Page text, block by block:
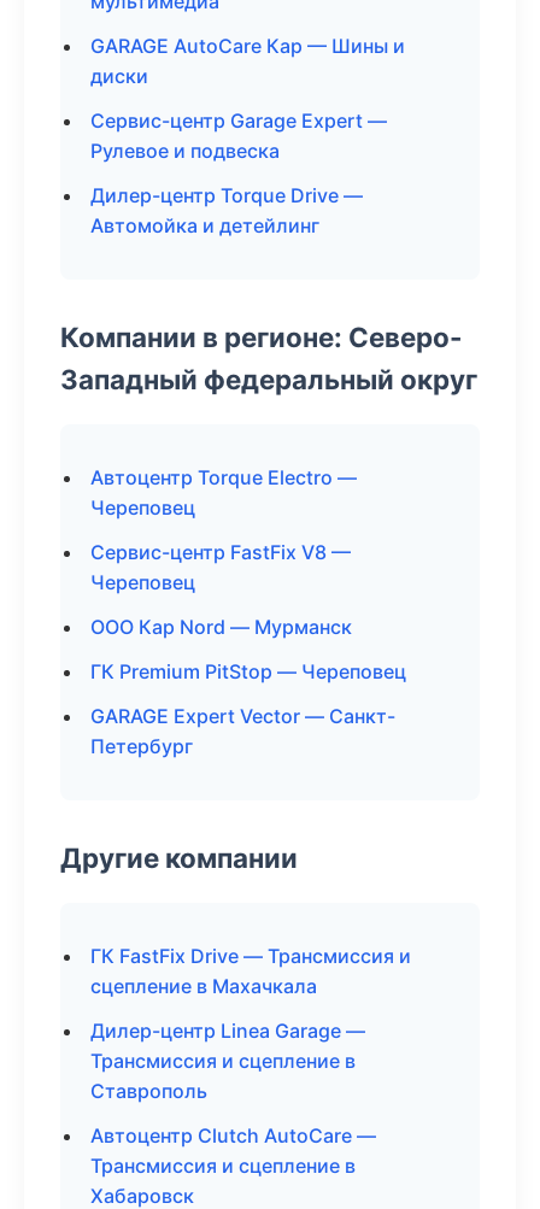
GARAGE AutoCare Кар — Шины и
диски
Сервис-центр Garage Expert —
Рулевое и подвеска
Дилер-центр Torque Drive —
Автомойка и детейлинг
Компании в регионе: Северо-
Западный федеральный округ
Автоцентр Torque Electro —
Череповец
Сервис-центр FastFix V8 —
Череповец
ООО Кар Nord — Мурманск
ГК Premium PitStop — Череповец
GARAGE Expert Vector — Санкт-
Петербург
Другие компании
ГК FastFix Drive — Трансмиссия и
сцепление в Махачкала
Дилер-центр Linea Garage —
Трансмиссия и сцепление в
Ставрополь
Автоцентр Clutch AutoCare —
Трансмиссия и сцепление в
Хабаровск